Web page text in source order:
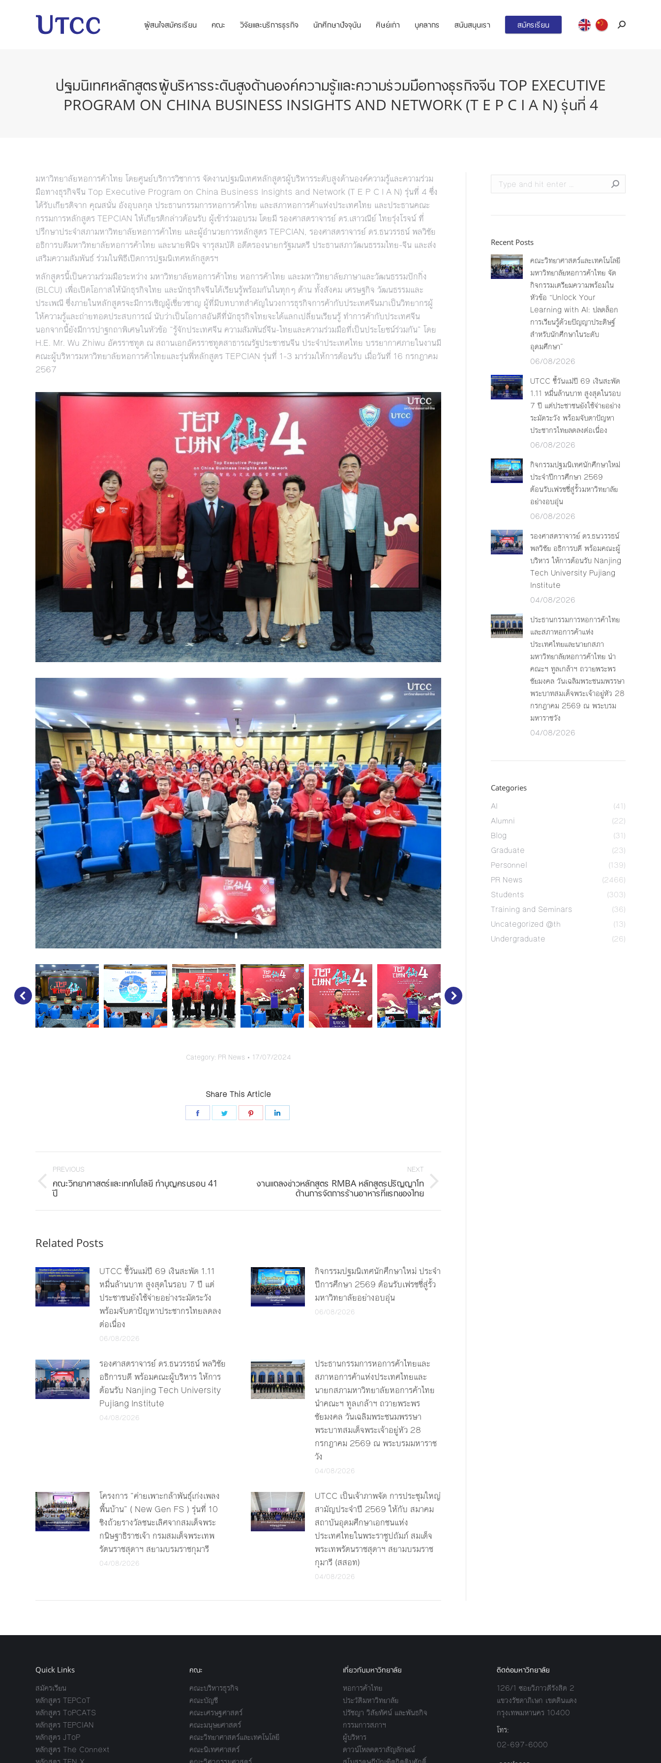
ผู้สนใจสมัครเรียน คณะ วิจัยและบริการธุรกิจ นักศึกษาปัจจุบัน ศิษย์เก่า บุคลากร สนับสนุนเรา สมัครเรียน Search:
ปฐมนิเทศหลักสูตรผู้บริหารระดับสูงด้านองค์ความรู้และความร่วมมือทางธุรกิจจีน TOP EXECUTIVE
PROGRAM ON CHINA BUSINESS INSIGHTS AND NETWORK (T E P C I A N) รุ่นที่ 4
มหาวิทยาลัยหอการค้าไทย โดยศูนย์บริการวิชาการ จัดงานปฐมนิเทศหลักสูตรผู้บริหารระดับสูงด้านองค์ความรู้และความร่วม
มือทางธุรกิจจีน Top Executive Program on China Business Insights and Network (T E P C I A N) รุ่นที่ 4 ซึ่ง
ได้รับเกียรติจาก คุณสนั่น อังอุบลกุล ประธานกรรมการหอการค้าไทย และสภาหอการค้าแห่งประเทศไทย และประธานคณะ
กรรมการหลักสูตร TEPCIAN ให้เกียรติกล่าวต้อนรับ ผู้เข้าร่วมอบรม โดยมี รองศาสตราจารย์ ดร.เสาวณีย์ ไทยรุ่งโรจน์ ที่
ปรึกษาประจำสภามหาวิทยาลัยหอการค้าไทย และผู้อำนวยการหลักสูตร TEPCIAN, รองศาสตราจารย์ ดร.ธนวรรธน์ พลวิชัย
อธิการบดีมหาวิทยาลัยหอการค้าไทย และนายพินิจ จารุสมบัติ อดีตรองนายกรัฐมนตรี ประธานสภาวัฒนธรรมไทย-จีน และส่ง
เสริมความสัมพันธ์ ร่วมในพิธีเปิดการปฐมนิเทศหลักสูตรฯ
หลักสูตรนี้เป็นความร่วมมือระหว่าง มหาวิทยาลัยหอการค้าไทย หอการค้าไทย และมหาวิทยาลัยภาษาและวัฒนธรรมปักกิ่ง
(BLCU) เพื่อเปิดโอกาสให้นักธุรกิจไทย และนักธุรกิจจีนได้เรียนรู้พร้อมกันในทุกๆ ด้าน ทั้งสังคม เศรษฐกิจ วัฒนธรรมและ
ประเพณี ซึ่งภายในหลักสูตรจะมีการเชิญผู้เชี่ยวชาญ ผู้ที่มีบทบาทสำคัญในวงการธุรกิจการค้ากับประเทศจีนมาเป็นวิทยากรผู้
ให้ความรู้และถ่ายทอดประสบการณ์ นับว่าเป็นโอกาสอันดีที่นักธุรกิจไทยจะได้แลกเปลี่ยนเรียนรู้ ทำการค้ากับประเทศจีน
นอกจากนี้ยังมีการปาฐกถาพิเศษในหัวข้อ “รู้จักประเทศจีน ความสัมพันธ์จีน-ไทยและความร่วมมือที่เป็นประโยชน์ร่วมกัน” โดย
H.E. Mr. Wu Zhiwu อัครราชทูต ณ สถานเอกอัครราชทูตสาธารณรัฐประชาชนจีน ประจำประเทศไทย บรรยากาศภายในงานมี
คณะผู้บริหารมหาวิทยาลัยหอการค้าไทยและรุ่นพี่หลักสูตร TEPCIAN รุ่นที่ 1-3 มาร่วมให้การต้อนรับ เมื่อวันที่ 16 กรกฎาคม
2567
Category: PR News 17/07/2024
Share This Article
Share Share
Share
navigation
PREVIOUS
Previous
post:
คณะวิทยาศาสตร์และเทคโนโลยี ทำบุญครบรอบ 41
ปี
NEXT
Next
งานแถลงข่าวหลักสูตร RMBA หลักสูตรปริญญาโท
ด้านการจัดการร้านอาหารที่แรกของไทย
Related Posts
UTCC ชี้วันแม่ปี 69 เงินสะพัด 1.11
หมื่นล้านบาท สูงสุดในรอบ 7 ปี แต่
ประชาชนยังใช้จ่ายอย่างระมัดระวัง
พร้อมจับตาปัญหาประชากรไทยลดลง
ต่อเนื่อง
06/08/2026
กิจกรรมปฐมนิเทศนักศึกษาใหม่ ประจำ
ปีการศึกษา 2569 ต้อนรับเฟรชชี่สู่รั้ว
มหาวิทยาลัยอย่างอบอุ่น
06/08/2026
รองศาสตราจารย์ ดร.ธนวรรธน์ พลวิชัย
อธิการบดี พร้อมคณะผู้บริหาร ให้การ
ต้อนรับ Nanjing Tech University
Pujiang Institute
04/08/2026
ประธานกรรมการหอการค้าไทยและ
สภาหอการค้าแห่งประเทศไทยและ
นายกสภามหาวิทยาลัยหอการค้าไทย
นำคณะฯ ทูลเกล้าฯ ถวายพระพร
ชัยมงคล วันเฉลิมพระชนมพรรษา
พระบาทสมเด็จพระเจ้าอยู่หัว 28
กรกฎาคม 2569 ณ พระบรมมหาราช
วัง
04/08/2026
โครงการ “ค่ายเพาะกล้าพันธุ์เก่งเพลง
พื้นบ้าน” ( New Gen FS ) รุ่นที่ 10
ชิงถ้วยรางวัลชนะเลิศจากสมเด็จพระ
กนิษฐาธิราชเจ้า กรมสมเด็จพระเทพ
รัตนราชสุดาฯ สยามบรมราชกุมารี
04/08/2026
UTCC เป็นเจ้าภาพจัด การประชุมใหญ่
สามัญประจำปี 2569 ให้กับ สมาคม
สถาบันอุดมศึกษาเอกชนแห่ง
ประเทศไทยในพระราชูปถัมภ์ สมเด็จ
พระเทพรัตนราชสุดาฯ สยามบรมราช
กุมารี (สสอท)
04/08/2026
Search:
Recent Posts
คณะวิทยาศาสตร์และเทคโนโลยี
มหาวิทยาลัยหอการค้าไทย จัด
กิจกรรมเตรียมความพร้อมใน
หัวข้อ “Unlock Your
Learning with AI: ปลดล็อก
การเรียนรู้ด้วยปัญญาประดิษฐ์
สำหรับนักศึกษาในระดับ
อุดมศึกษา”
06/08/2026
UTCC ชี้วันแม่ปี 69 เงินสะพัด
1.11 หมื่นล้านบาท สูงสุดในรอบ
7 ปี แต่ประชาชนยังใช้จ่ายอย่าง
ระมัดระวัง พร้อมจับตาปัญหา
ประชากรไทยลดลงต่อเนื่อง
06/08/2026
กิจกรรมปฐมนิเทศนักศึกษาใหม่
ประจำปีการศึกษา 2569
ต้อนรับเฟรชชี่สู่รั้วมหาวิทยาลัย
อย่างอบอุ่น
06/08/2026
รองศาสตราจารย์ ดร.ธนวรรธน์
พลวิชัย อธิการบดี พร้อมคณะผู้
บริหาร ให้การต้อนรับ Nanjing
Tech University Pujiang
Institute
04/08/2026
ประธานกรรมการหอการค้าไทย
และสภาหอการค้าแห่ง
ประเทศไทยและนายกสภา
มหาวิทยาลัยหอการค้าไทย นำ
คณะฯ ทูลเกล้าฯ ถวายพระพร
ชัยมงคล วันเฉลิมพระชนมพรรษา
พระบาทสมเด็จพระเจ้าอยู่หัว 28
กรกฎาคม 2569 ณ พระบรม
มหาราชวัง
04/08/2026
Categories
AI
(41)
Alumni
(22)
Blog
(31)
Graduate
(23)
Personnel
(139)
PR News
(2466)
Students
(303)
Training and Seminars
(36)
Uncategorized @th
(13)
Undergraduate
(26)
Quick Links
สมัครเรียน
หลักสูตร TEPCoT
หลักสูตร ToPCATS
หลักสูตร TEPCIAN
หลักสูตร JToP
หลักสูตร The Connext
คณะ
คณะบริหารธุรกิจ
คณะบัญชี
คณะเศรษฐศาสตร์
คณะมนุษยศาสตร์
คณะวิทยาศาสตร์และเทคโนโลยี
คณะนิเทศศาสตร์
เกี่ยวกับมหาวิทยาลัย
หอการค้าไทย
ประวัติมหาวิทยาลัย
ปรัชญา วิสัยทัศน์ และพันธกิจ
กรรมการสภาฯ
ผู้บริหาร
ดาวน์โหลดตราสัญลักษณ์
ติดต่อมหาวิทยาลัย
126/1 ซอยวิภาวดีรังสิต 2
แขวงรัชดาภิเษก เขตดินแดง
กรุงเทพมหานคร 10400
โทร:
02-697-6000